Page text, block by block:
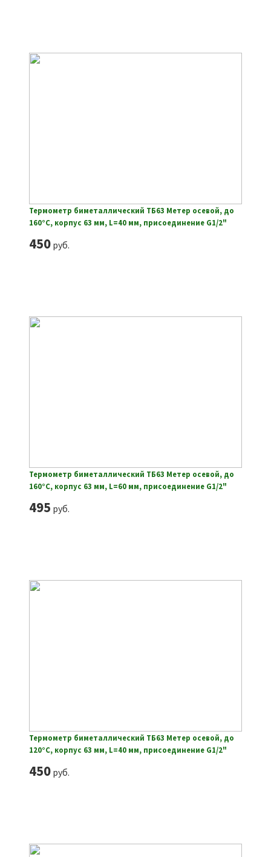
Термометр биметаллический ТБ63 Метер осевой, до
160°С, корпус 63 мм, L=40 мм, присоединение G1/2"
450руб.
Термометр биметаллический ТБ63 Метер осевой, до
160°С, корпус 63 мм, L=60 мм, присоединение G1/2"
495 руб.
Термометр биметаллический ТБ63 Метер осевой, до
120°С, корпус 63 мм, L=40 мм, присоединение G1/2"
450руб.